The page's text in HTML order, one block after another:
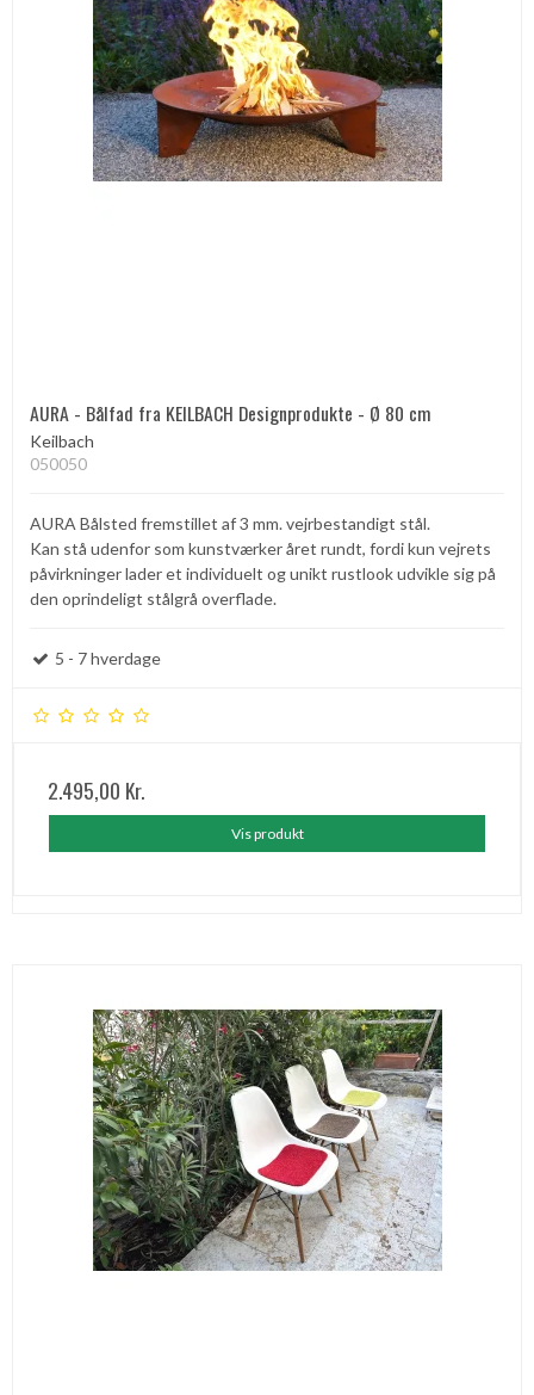
AURA - Bålfad fra KEILBACH Designprodukte - Ø 80 cm
Keilbach
050050
AURA Bålsted fremstillet af 3 mm. vejrbestandigt stål.
Kan stå udenfor som kunstværker året rundt, fordi kun vejrets
påvirkninger lader et individuelt og unikt rustlook udvikle sig på
den oprindeligt stålgrå overflade.
5 - 7 hverdage
2.495,00 Kr.
Vis produkt